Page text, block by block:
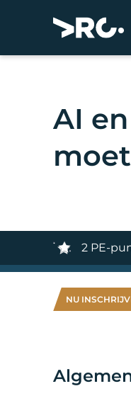
AI
2 PE-
NU